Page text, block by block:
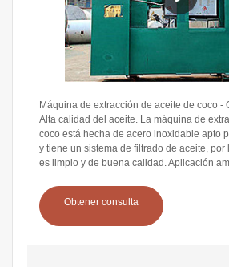
Máquina de extracción de aceite de coco -
Alta calidad del aceite. La máquina de
coco está hecha de acero inoxidable apto
y tiene un sistema de filtrado de aceite, por
es limpio y de buena calidad. Aplicación
Obtener consulta